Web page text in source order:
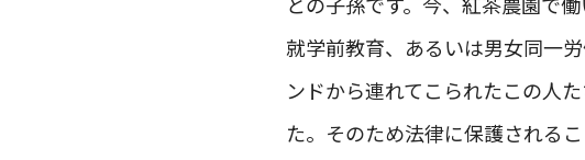
就学前教育、あるいは男女同一
ンドから連れてこられたこの人
た。そのため法律に保護される